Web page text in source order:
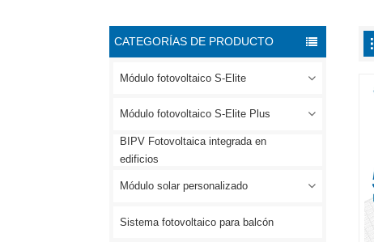
CATEGORÍAS DE PRODUCTO
Módulo fotovoltaico S-Elite
Módulo fotovoltaico S-Elite Plus
BIPV Fotovoltaica integrada en
edificios
Módulo solar personalizado
Sistema fotovoltaico para balcón